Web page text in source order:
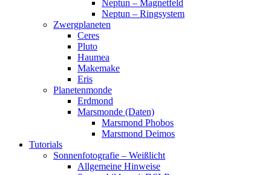
Neptun – Magnetfeld
Neptun – Ringsystem
Zwergplaneten
Ceres
Pluto
Haumea
Makemake
Eris
Planetenmonde
Erdmond
Marsmonde (Daten)
Marsmond Phobos
Marsmond Deimos
Tutorials
Sonnenfotografie – Weißlicht
Allgemeine Hinweise